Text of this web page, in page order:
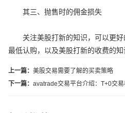
其三、抛售时的佣金损失
关注美股打新的知识，可以更好
最低认购，以及美股打新的收费的知
上一篇： 美股交易需要了解的买卖策略
下一篇： avatrade交易平台介绍：T+0交易